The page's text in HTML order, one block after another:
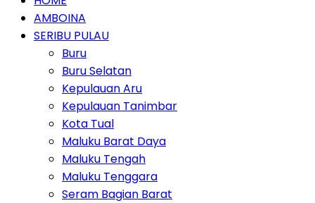
AMBOINA
SERIBU PULAU
Buru
Buru Selatan
Kepulauan Aru
Kepulauan Tanimbar
Kota Tual
Maluku Barat Daya
Maluku Tengah
Maluku Tenggara
Seram Bagian Barat